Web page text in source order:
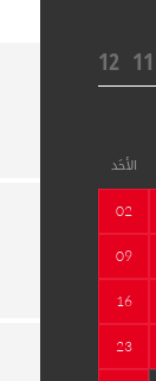
11
12
الأحَد
02
09
16
23